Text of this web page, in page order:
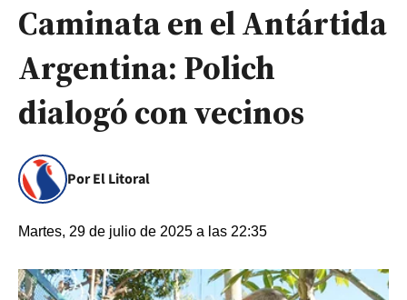
Caminata en el Antártida
Argentina: Polich
dialogó con vecinos
Por El Litoral
Martes, 29 de julio de 2025 a las 22:35